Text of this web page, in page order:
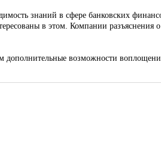
знаний в сфере банковских
в этом. Компании разъяснения
дополнительные возможности